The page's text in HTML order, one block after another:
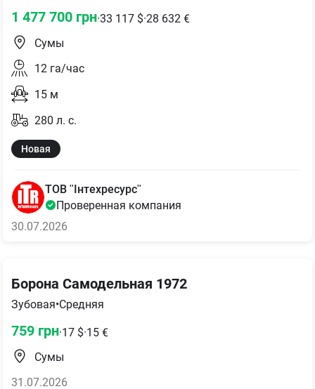
1 477 700 грн·33 117 $·28 632 €
Сумы
12 га/час
15 м
280 л. с.
Новая
ТОВ "Інтехресурс"
Проверенная компания
30.07.2026
Борона Самодельная 1972
Зубовая•Средняя
759 грн·17 $·15 €
Сумы
31.07.2026